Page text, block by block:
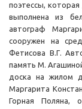
поэтессы,
выполнена из
автограф
сооружен на
Фетисова В.Г.
память М.
доска на жилом
Маргарита
Горная Поляна,